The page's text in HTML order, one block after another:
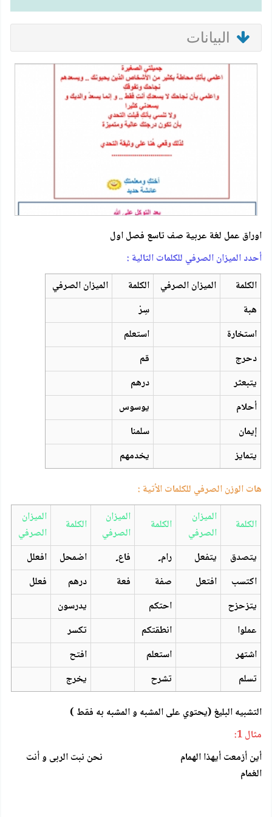
البيانات
اوراق عمل لغة عربية صف تاسع فصل اول
أحدد الميزان الصرفي للكلمات التالية :
الكلمة
الميزان الصرفي الكلمة
الميزان الصرفي
هبة
سِرْ
استخارة
استعلم
دحرج
قم
يتبعثر
درهم
أحلام
يوسوس
إيمان
سلمنا
يتمايز
يخدمهم
هات الوزن الصرفي للكلمات الأتية :
الكلمة
الميزان
الصرفي
الكلمة
الميزان
الصرفي
الكلمة
الميزان
الصرفي
يتصدق
يتفعل رام ٍ فاع ٍ اضمحل
افعلل
اكتسب
افتعل صفة فعة درهم
فعلل
يتزحزح
احتكم
يدرسون
عملوا
انطقتكم
تكسر
اشتهر
استعلم
افتح
تسلم
تشرح يخرج
التشبيه البليغ (يحتوي على المشبه و المشبه به فقط )
مثال 1:
أين أزمعت أيهذا الهمام نحن نبت الربى و أنت
الغمام